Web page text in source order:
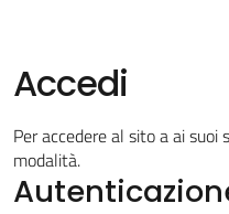
Vivere
Casalfiumanese
Accedi
Per accedere al sito a ai
modalità.